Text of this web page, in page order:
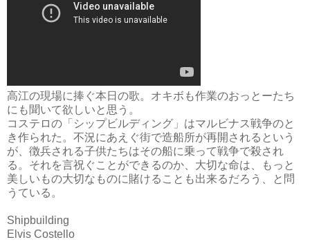
高江の現場に捧ぐ本日の歌。オキボも作業のおっとーたち
にも聞いて欲しいと思う。
コステロの「シップビルディング」はマルビナス戦争のと
き作られた。不況にあえぐ街で造船所が再開されるという
が、徴兵される子供たちはその船に乗って戦争で殺され
る。それを言祝ぐことができるのか、大切な命は、もっと
美しいもの大切なものに賭けることも出来るだろう、と問
うている。
Shipbuilding
Elvis Costello